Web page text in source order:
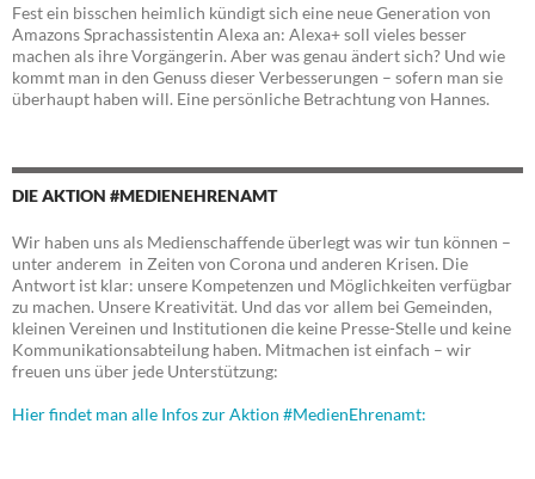
Fest ein bisschen heimlich kündigt sich eine neue Generation von
Amazons Sprachassistentin Alexa an: Alexa+ soll vieles besser
machen als ihre Vorgängerin. Aber was genau ändert sich? Und wie
kommt man in den Genuss dieser Verbesserungen – sofern man sie
überhaupt haben will. Eine persönliche Betrachtung von Hannes.
DIE AKTION #MEDIENEHRENAMT
Wir haben uns als Medienschaffende überlegt was wir tun können –
unter anderem in Zeiten von Corona und anderen Krisen. Die
Antwort ist klar: unsere Kompetenzen und Möglichkeiten verfügbar
zu machen. Unsere Kreativität. Und das vor allem bei Gemeinden,
kleinen Vereinen und Institutionen die keine Presse-Stelle und keine
Kommunikationsabteilung haben. Mitmachen ist einfach – wir
freuen uns über jede Unterstützung:
Hier findet man alle Infos zur Aktion #MedienEhrenamt: